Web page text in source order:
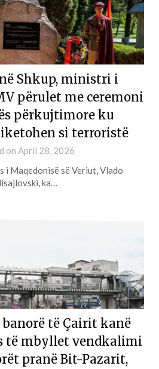
Shkup, ministri i
përulet me ceremoni
përkujtimore ku
si terroristë
on April 28, 2026
Maqedonisë së Veriut, Vlado
ka…
banorë të Çairit kanë
të mbyllet vendkalimi
pranë Bit-Pazarit,